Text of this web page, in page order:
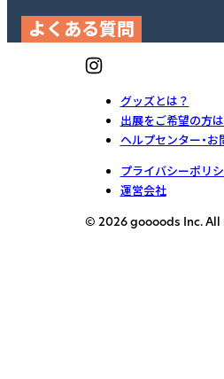
よくある質問
グッズとは？
出展をご希望の方
ヘルプセンター・
プライバシーポリ
運営会社
© 2026 goooods Inc.